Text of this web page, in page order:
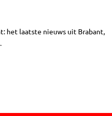
het laatste nieuws uit Brabant,